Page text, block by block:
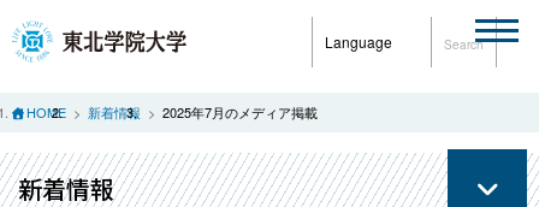
Language Search
HOME 新着情報 2025年7月のメディア掲載
新着情報